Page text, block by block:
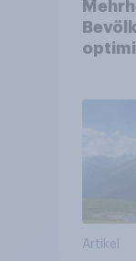
Artikel